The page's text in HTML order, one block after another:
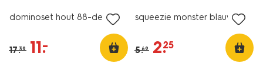
dominoset hout 88-delig
17.39 11.
–
squeezie monster blauw
5.69 2.
25